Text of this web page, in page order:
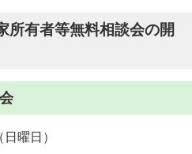
所有者等無料相談会の開
曜日）